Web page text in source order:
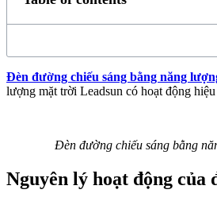
Đèn đường chiếu sáng bằng năng
lượng mặt trời Leadsun có hoạt động
Đèn đường chiếu sáng bằng
Nguyên lý hoạt động của